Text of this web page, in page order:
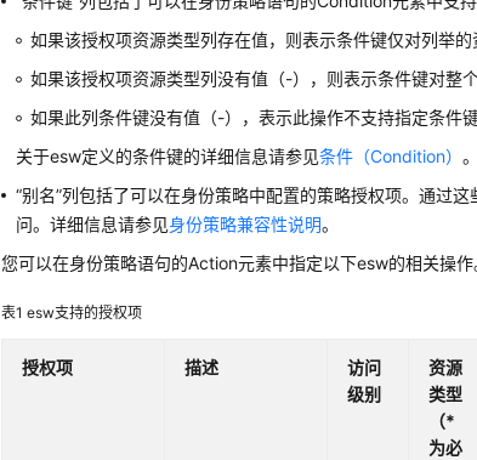
如果该授权项资源类型列存在值，则表示条件键仅对列举的
如果该授权项资源类型列没有值（-），则表示条件键对整个
如果此列条件键没有值（-），表示此操作不支持指定条件键
关于esw定义的条件键的详细信息请参见条件（Condition）。
“别名”列包括了可以在身份策略中配置的策略授权项。通过
问。详细信息请参见身份策略兼容性说明。
您可以在身份策略语句的Action元素中指定以下esw的相关操作
表1esw支持的授权项
授权项 描述
访问
级别
资源
类型
（*
为必